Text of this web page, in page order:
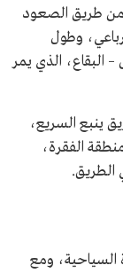
من طريق الصعود
وطول
– البقاع، الذي يمر
ينبع السريع،
الفقرة،
الطريق.
السياحية، ومع